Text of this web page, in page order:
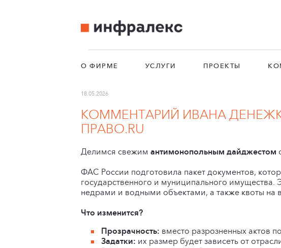
О ФИРМЕ УСЛУГИ ПРОЕКТЫ
18.05.2026
КОММЕНТАРИЙ ИВАНА
ПРАВО.RU
Делимся свежим антимонопольным дайджестом
ФАС России подготовила пакет документов,
государственного и муниципального имущества.
недрами и водными объектами, а также квоты на
Что изменится?
Прозрачность: вместо разрозненных актов
Задатки: их размер будет зависеть от